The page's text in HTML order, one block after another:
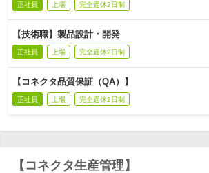
正社員 上場 完全週休2日制
【技術職】製品設計・開発
正社員 上場 完全週休2日制
【コネクタ品質保証（QA）】
正社員 上場 完全週休2日制
【コネクタ生産管理】